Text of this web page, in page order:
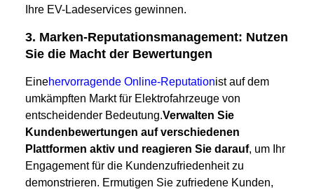
Ihre EV-Ladeservices gewinnen.
3. Marken-Reputationsmanagement: Nutzen
Sie die Macht der Bewertungen
Einehervorragende Online-Reputationist auf dem
umkämpften Markt für Elektrofahrzeuge von
entscheidender Bedeutung.Verwalten Sie
Kundenbewertungen auf verschiedenen
Plattformen aktiv und reagieren Sie darauf, um Ihr
Engagement für die Kundenzufriedenheit zu
demonstrieren. Ermutigen Sie zufriedene Kunden,